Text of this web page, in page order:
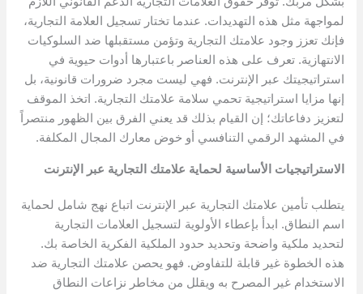
لمواجهة مثل هذه التهديدات. عندما تختار تسجيل العلامة التجارية،
فإنك تعزز وجود علامتك التجارية وتؤمن مستقبلها ضد السلوكيات
الانتهازية. تعرف على هذه العناصر باعتبارها أدوات حيوية في
استراتيجيتك عبر الإنترنت. فهي ليست مجرد ضرورات قانونية، بل
إنها مزايا استراتيجية تحمي سلامة علامتك التجارية. اتخذ الموقف
لتعزيز دفاعاتك؛ إن القيام بذلك قد يعني الفرق بين الظهور منتصراً
في المشهد الرقمي التنافسي أو خوض معارك المجال المكلفة.
الاستراتيجيات الأساسية لحماية علامتك التجارية عبر الإنترنت
يتطلب تأمين علامتك التجارية عبر الإنترنت اتباع نهج شامل لحماية
اسم النطاق. ابدأ بإعطاء الأولوية لتسجيل العلامات التجارية
لتحديد ملكية واضحة وتحديد حدود الملكية الفكرية الخاصة بك.
هذه الخطوة غير قابلة للتفاوض. فهو يحصن علامتك التجارية ضد
الاستخدام غير المصرح به ويقلل من مخاطر نزاعات النطاق